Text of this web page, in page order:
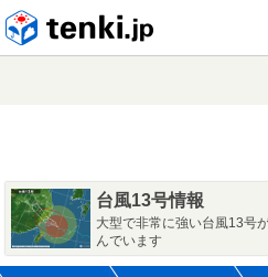
台風13号情報
大型で非常に強い台風13号
んでいます